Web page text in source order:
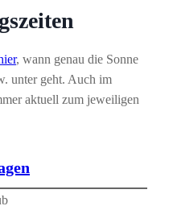
, wann genau die Sonne
unter geht. Auch im
aktuell zum jeweiligen